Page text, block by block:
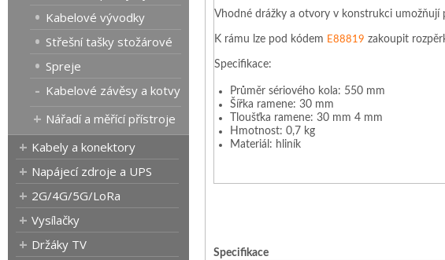
Kabelové vývodky
Střešní tašky stožárové
Spreje
Kabelové závěsy a kotvy
Nářadí a měřící přístroje
Kabely a konektory
Napájecí zdroje a UPS
2G/4G/5G/LoRa
Vysílačky
Držáky TV
Vhodné drážky a otvory v konstrukci
K rámu lze pod kódem E88819 zakoupit
Specifikace:
Průměr sériového kola: 550 mm
Šířka ramene: 30 mm
Tloušťka ramene: 30 mm 4 mm
Hmotnost: 0,7 kg
Materiál: hliník
Specifikace